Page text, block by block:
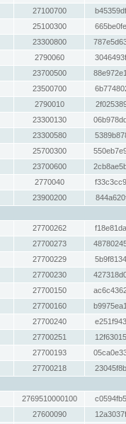
27100700
25100300
23300800
2790060
23700500
23500700
2790010
23300130
23300580
25700300
23700600
2770040
23900200
27700262
27700273
27700229
27700230
27700150
27700160
27700240
27700251
27700193
27700218
2769510000100
27600090